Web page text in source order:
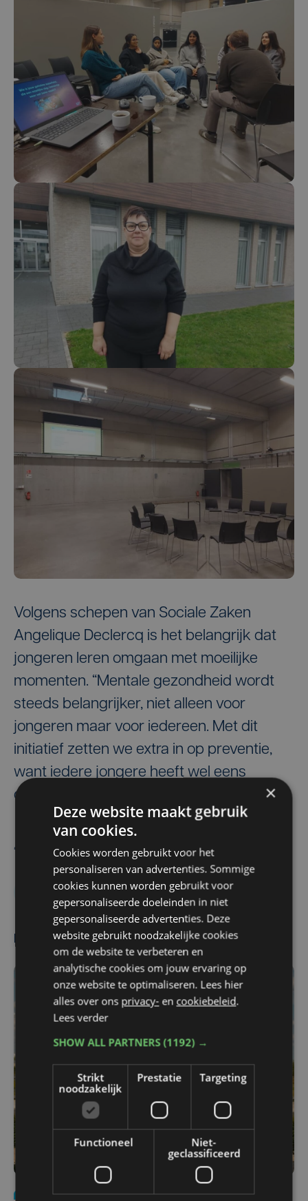
Volgens schepen van Sociale Zaken
Angelique Declercq is het belangrijk dat
jongeren leren omgaan met moeilijke
momenten. “Mentale gezondheid wordt
steeds belangrijker, niet alleen voor
jongeren maar voor iedereen. Met dit
initiatief zetten we extra in op preventie,
want iedere jongere heeft wel eens
donkere gedachten.”
De redactie
Mentaal welzijn
Meest gelezen
Nieuws Update
za 1 augustus | 17:21
×
Deze website maakt gebruik
van cookies.
Cookies worden gebruikt voor het
personaliseren van advertenties. Sommige
cookies kunnen worden gebruikt voor
gepersonaliseerde doeleinden in niet
gepersonaliseerde advertenties. Deze
website gebruikt noodzakelijke cookies
om de website te verbeteren en
analytische cookies om jouw ervaring op
onze website te optimaliseren. Lees hier
alles over ons privacy- en cookiebeleid.
Lees verder
SHOW ALL PARTNERS(1192) →
Strikt
noodzakelijk
Prestatie Targeting
Functioneel
Niet-
geclassificeerd